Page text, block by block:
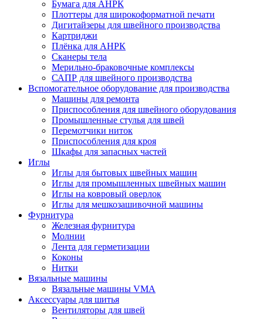
Бумага для АНРК
Плоттеры для широкоформатной печати
Дигитайзеры для швейного производства
Картриджи
Плёнка для АНРК
Сканеры тела
Мерильно-браковочные комплексы
САПР для швейного производства
Вспомогательное оборудование для производства
Машины для ремонта
Приспособления для швейного оборудования
Промышленные стулья для швей
Перемотчики ниток
Приспособления для кроя
Шкафы для запасных частей
Иглы
Иглы для бытовых швейных машин
Иглы для промышленных швейных машин
Иглы на ковровый оверлок
Иглы для мешкозашивочной машины
Фурнитура
Железная фурнитура
Молнии
Лента для герметизации
Коконы
Нитки
Вязальные машины
Вязальные машины VMA
Аксессуары для шитья
Вентиляторы для швей